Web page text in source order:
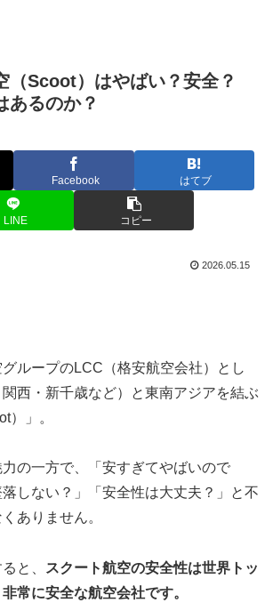
（Scoot）はやばい？安全？
あるのか？
Facebook はてブ
LINE コピー
2026.05.15
ループのLCC（格安航空会社）とし
西・新千歳など）と東南アジアを結ぶ
）」。
の一方で、「安すぎてやばいので
しない？」「安全性は大丈夫？」と不
ありません。
と、
スクート航空の安全性は世界トッ
常に安全な航空会社です。